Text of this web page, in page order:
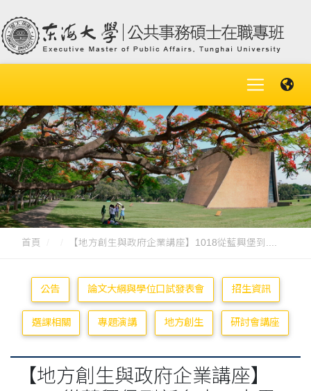
首頁 【地方創生與政府企業講座】1018從藍興堡到....
公告 論文大綱與學位口試發表會 招生資訊
選課相關 專題演講 地方創生 研討會講座
【地方創生與政府企業講座】